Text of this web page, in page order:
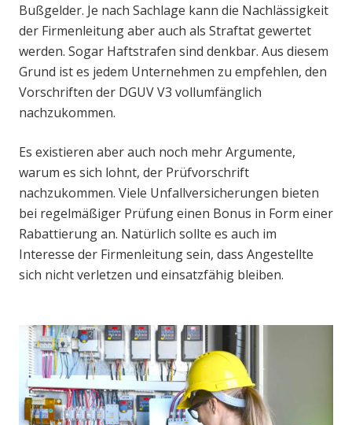
Bußgelder. Je nach Sachlage kann die Nachlässigkeit
der Firmenleitung aber auch als Straftat gewertet
werden. Sogar Haftstrafen sind denkbar. Aus diesem
Grund ist es jedem Unternehmen zu empfehlen, den
Vorschriften der DGUV V3 vollumfänglich
nachzukommen.
Es existieren aber auch noch mehr Argumente,
warum es sich lohnt, der Prüfvorschrift
nachzukommen. Viele Unfallversicherungen bieten
bei regelmäßiger Prüfung einen Bonus in Form einer
Rabattierung an. Natürlich sollte es auch im
Interesse der Firmenleitung sein, dass Angestellte
sich nicht verletzen und einsatzfähig bleiben.